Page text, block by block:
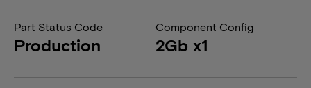
Part Status Code
Production
Component Config
2Gb x1